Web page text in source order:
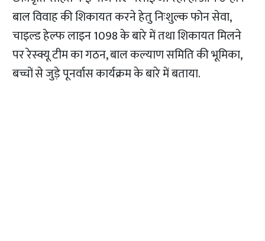
बाल विवाह की शिकायत करने हेतु निःशुल्क फोन सेवा,
चाइल्ड हेल्फ लाइन 1098 के बारे में तथा शिकायत मिलने
पर रेस्क्यू टीम का गठन, बाल कल्याण समिति की भूमिका,
बच्चों से जुड़े पूनर्वास कार्यक्रम के बारे में बताया.